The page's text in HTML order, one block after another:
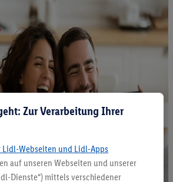
Zur Verarbeitung Ihrer
Lidl-Webseiten und Lidl-Apps
auf unseren Webseiten und unserer
Dienste“) mittels verschiedener